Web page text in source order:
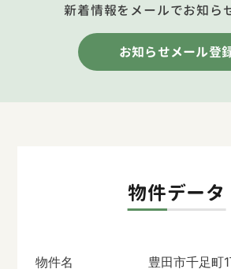
新着情報をメールでお知ら
お知らせメール登
物件データ
物件名 豊田市千足町